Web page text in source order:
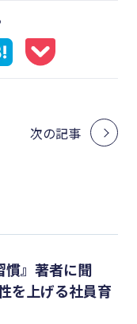
次の記事
慣』著者に聞
を上げる社員育